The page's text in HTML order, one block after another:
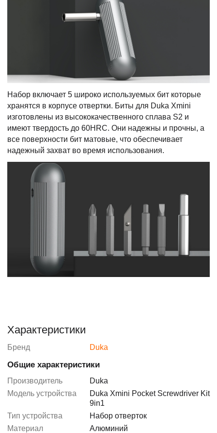
Набор включает 5 широко используемых бит которые
хранятся в корпусе отвертки. Биты для Duka Xmini
изготовлены из высококачественного сплава S2 и
имеют твердость до 60HRC. Они надежны и прочны, а
все поверхности бит матовые, что обеспечивает
надежный захват во время использования.
Характеристики
Бренд Duka
Общие характеристики
Производитель
Duka
Модель устройства
Duka Xmini Pocket Screwdriver Kit
9in1
Тип устройства
Набор отверток
Материал
Алюминий